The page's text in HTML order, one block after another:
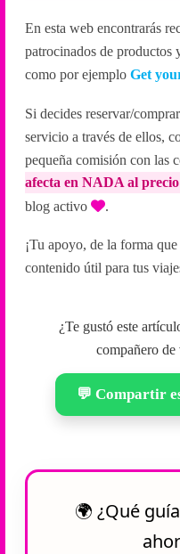
En esta web encontrarás
patrocinados de productos
como por ejemploGet
Si decides reservar/
servicio a través de ellos,
pequeña comisión con las
afecta en NADA al
blog activo
.
¡Tu apoyo, de la forma
contenido útil para tus
¿Te gustó este
compañero
💬 Compartir
🌍 ¿Qué